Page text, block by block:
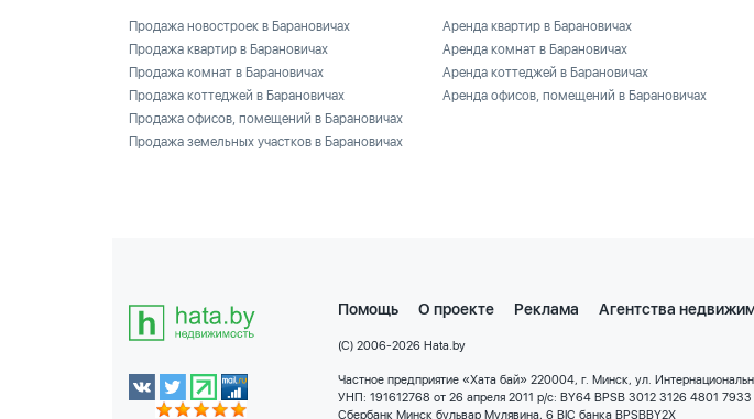
Продажа новостроек в Барановичах
Продажа квартир в Барановичах
Продажа комнат в Барановичах
Продажа коттеджей в Барановичах
Продажа офисов, помещений в Барановичах
Продажа земельных участков в Барановичах
Аренда квартир в Барановичах
Аренда комнат в Барановичах
Аренда коттеджей в Барановичах
Аренда офисов, помещений в Барановичах
Помощь О проекте Реклама Агентства
(C) 2006-2026 Hata.by
Частное предприятие «Хата бай» 220004, г. Минск, ул.
УНП: 191612768 от 26 апреля 2011 р/с: BY64 BPSB 3012 3126 4801
Сбербанк Минск бульвар Мулявина, 6 BIC банка BPSBBY2X